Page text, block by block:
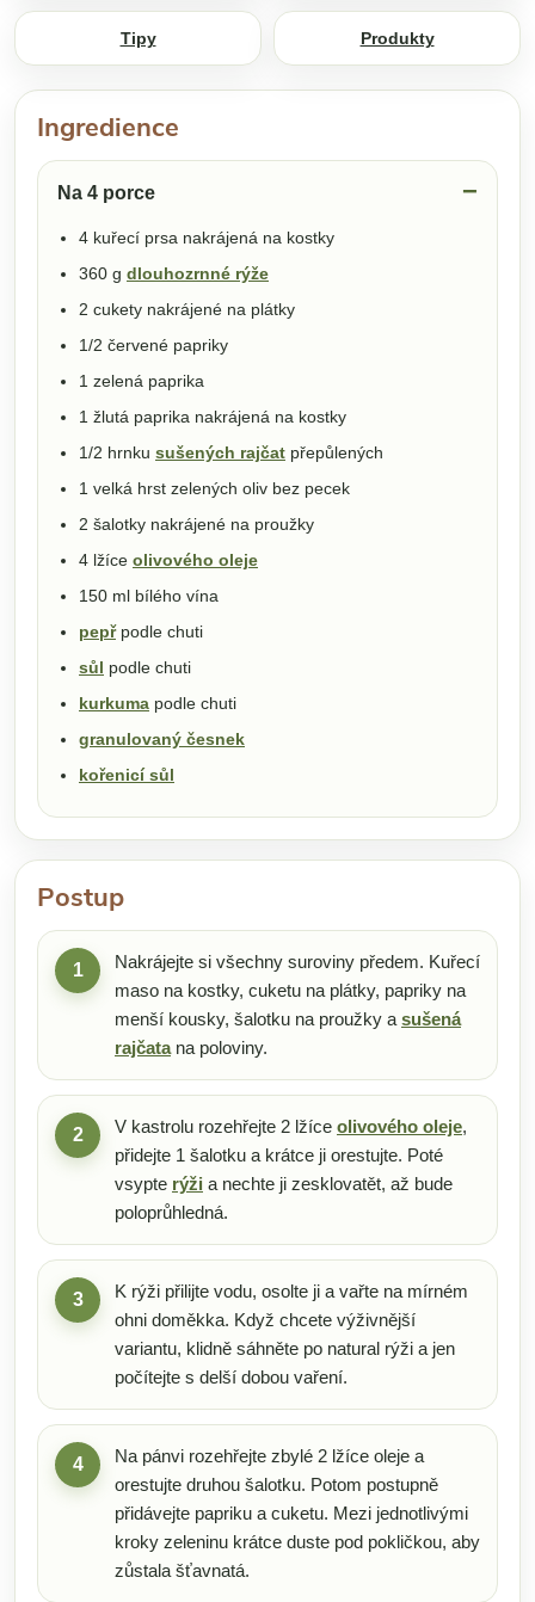
Tipy Produkty
Ingredience
Na 4 porce
4 kuřecí prsa nakrájená na kostky
360 g dlouhozrnné rýže
2 cukety nakrájené na plátky
1/2 červené papriky
1 zelená paprika
1 žlutá paprika nakrájená na kostky
1/2 hrnku sušených rajčat přepůlených
1 velká hrst zelených oliv bez pecek
2 šalotky nakrájené na proužky
4 lžíce olivového oleje
150 ml bílého vína
pepřpodle chuti
sůl podle chuti
kurkuma podle chuti
granulovaný česnek
kořenicí sůl
Postup
1
Nakrájejte si všechny suroviny předem. Kuřecí
maso na kostky, cuketu na plátky, papriky na
menší kousky, šalotku na proužky a sušená
rajčatana poloviny.
2 V kastrolu rozehřejte 2 lžíce olivového oleje,
přidejte 1 šalotku a krátce ji orestujte. Poté
vsypte rýži a nechte ji zesklovatět, až bude
poloprůhledná.
3
K rýži přilijte vodu, osolte ji a vařte na mírném
ohni doměkka. Když chcete výživnější
variantu, klidně sáhněte po natural rýži a jen
počítejte s delší dobou vaření.
4
Na pánvi rozehřejte zbylé 2 lžíce oleje a
orestujte druhou šalotku. Potom postupně
přidávejte papriku a cuketu. Mezi jednotlivými
kroky zeleninu krátce duste pod pokličkou, aby
zůstala šťavnatá.